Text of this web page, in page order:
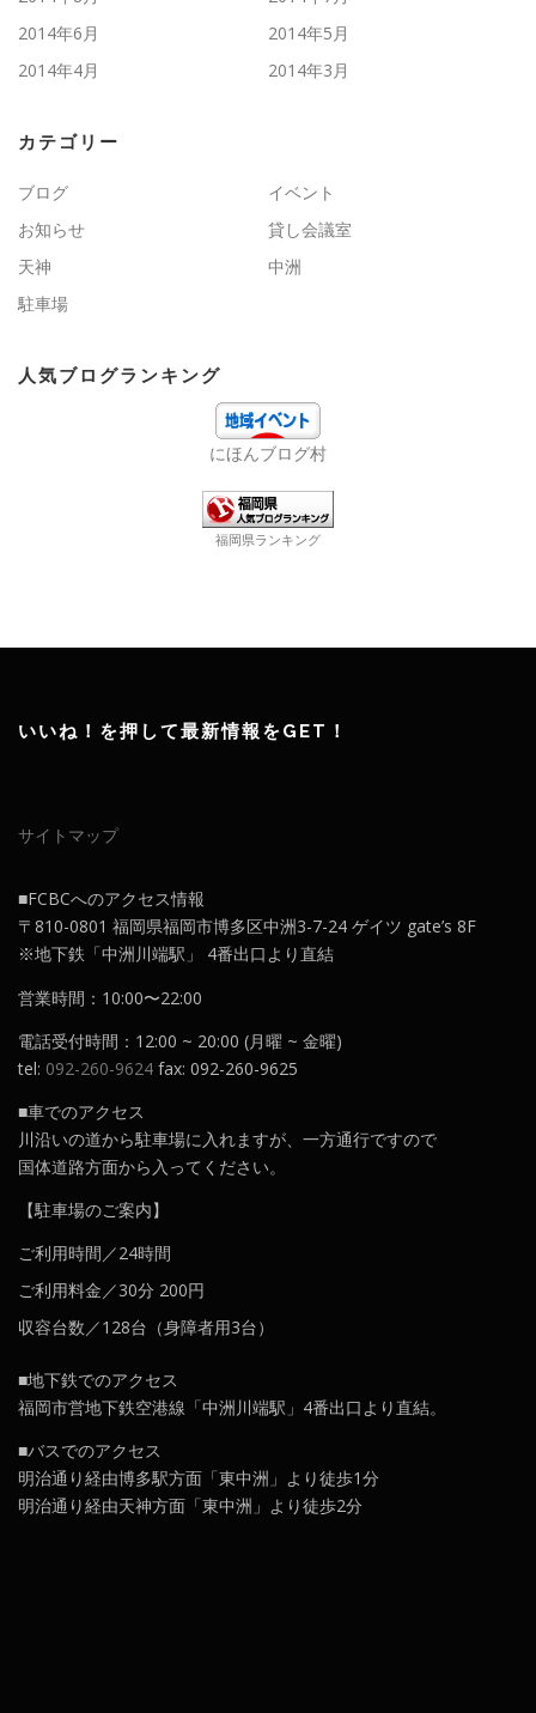
2014年6月
2014年5月
2014年4月
2014年3月
カテゴリー
ブログ
イベント
お知らせ
貸し会議室
天神
中洲
駐車場
人気ブログランキング
にほんブログ村
福岡県ランキング
いいね！を押して最新情報をGET！
サイトマップ
■FCBCへのアクセス情報
〒810-0801 福岡県福岡市博多区中洲3-7-24 ゲイツ gate’s 8F
※地下鉄「中洲川端駅」 4番出口より直結
営業時間：10:00〜22:00
電話受付時間：12:00 ~ 20:00 (月曜 ~ 金曜)
tel: 092-260-9624 fax: 092-260-9625
■車でのアクセス
川沿いの道から駐車場に入れますが、一方通行ですので
国体道路方面から入ってください。
【駐車場のご案内】
ご利用時間／24時間
ご利用料金／30分 200円
収容台数／128台（身障者用3台）
■地下鉄でのアクセス
福岡市営地下鉄空港線「中洲川端駅」4番出口より直結。
■バスでのアクセス
明治通り経由博多駅方面「東中洲」より徒歩1分
明治通り経由天神方面「東中洲」より徒歩2分